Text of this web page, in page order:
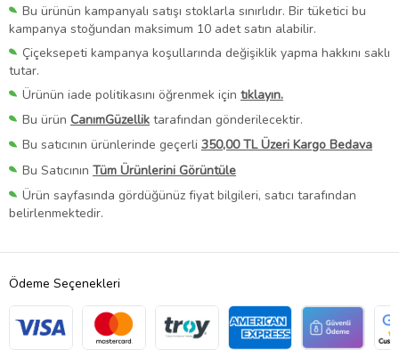
Bu ürünün kampanyalı satışı stoklarla sınırlıdır. Bir tüketici bu
kampanya stoğundan maksimum 10 adet satın alabilir.
Çiçeksepeti kampanya koşullarında değişiklik yapma hakkını saklı
tutar.
Ürünün iade politikasını öğrenmek için tıklayın.
Bu ürün CanımGüzellik tarafından gönderilecektir.
Bu satıcının ürünlerinde geçerli 350,00 TL Üzeri Kargo Bedava
Bu Satıcının Tüm Ürünlerini Görüntüle
Ürün sayfasında gördüğünüz fiyat bilgileri, satıcı tarafından
belirlenmektedir.
Ödeme Seçenekleri